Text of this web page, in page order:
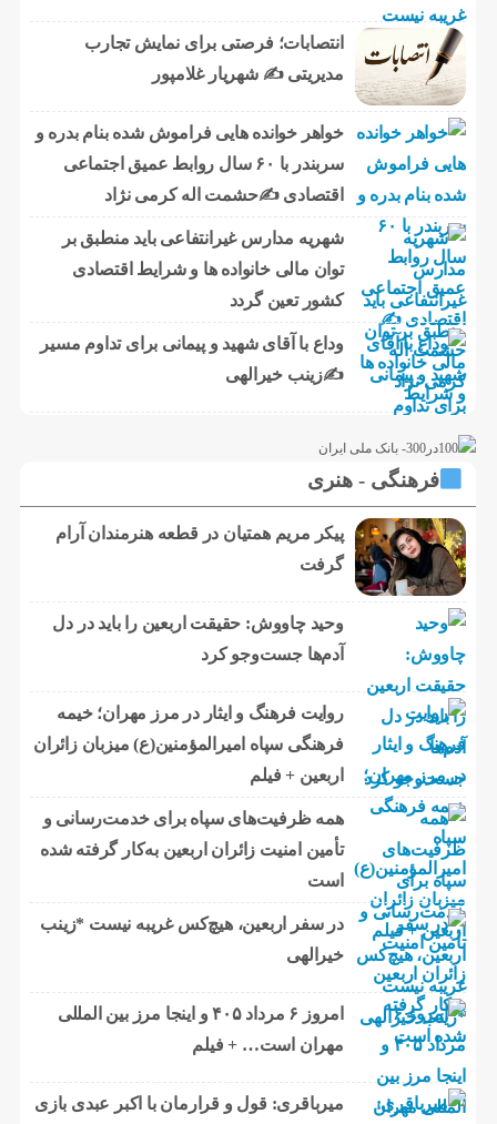
انتصابات؛ فرصتی برای نمایش تجارب
مدیریتی ✍ شهریار غلامپور
خواهر خوانده هایی فراموش شده بنام بدره و
سربندر با ۶۰ سال روابط عمیق اجتماعی
اقتصادی ✍حشمت اله کرمی نژاد
شهریه مدارس غیرانتفاعی باید منطبق بر
توان مالی خانواده ها و شرایط اقتصادی
کشور تعین گردد
وداع با آقای شهید و پیمانی برای تداوم مسیر
✍زینب خیرالهی
فرهنگی - هنری
پیکر مریم همتیان در قطعه هنرمندان آرام
گرفت
وحید چاووش: حقیقت اربعین را باید در دل
آدم‌ها جست‌وجو کرد
روایت فرهنگ و ایثار در مرز مهران؛ خیمه
فرهنگی سپاه امیرالمؤمنین(ع) میزبان زائران
اربعین + فیلم
همه ظرفیت‌های سپاه برای خدمت‌رسانی و
تأمین امنیت زائران اربعین به‌کار گرفته شده
است
در سفر اربعین، هیچ‌کس غریبه نیست *زینب
خیرالهی
امروز ۶ مرداد ۴۰۵ و اینجا مرز بین المللی
مهران است… + فیلم
میرباقری: قول و قرارمان با اکبر عبدی بازی